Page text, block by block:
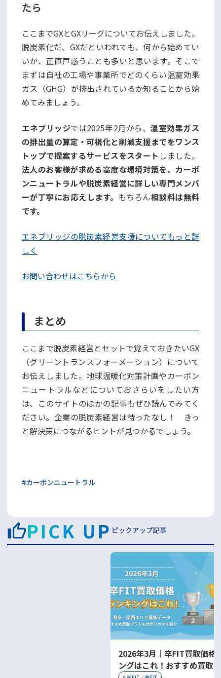
たら
ここまでGXとGXリーグについてお伝えしました。
脱炭素化だ、GXだといわれても、何から始めてい
いか、正直戸惑うことも多いと思います。そこで
まずは自社の工場や事業所でどのくらい温室効果
ガス（GHG）が排出されているか知ることから始
めてみましょう。
エネブリッジでは2025年2月から、温室効果ガス
の排出量の算定・可視化と削減支援までをワンス
トップで提案するサービスをスタート しました。
法人のお客様が求める高度な環境対策を、カーボ
ンニュートラルや脱炭素経営に詳しい専門メンバ
ーが丁寧にお応えします。 もちろん相談料は無料
です。
エネブリッジの脱炭素経営支援についてもっと詳
しく
お問い合わせはこちらから
まとめ
ここまで脱炭素経営とセットで覚えておきたいGX
（グリーントランスフォーメーション）について
お伝えしました。地球温暖化対策計画やカーボン
ニュートラルなどについておさらいをしたい方
は、このサイトのほかの記事もぜひ読んでみてく
ださい。企業の脱炭素経営は待ったなし！ きっ
と解決策につながるヒントが見つかるでしょう。
#カーボンニュートラル
PICK UP ピックアップ記事
2026年3月｜卒FIT買取価格
ングはこれ！おすすめ買取